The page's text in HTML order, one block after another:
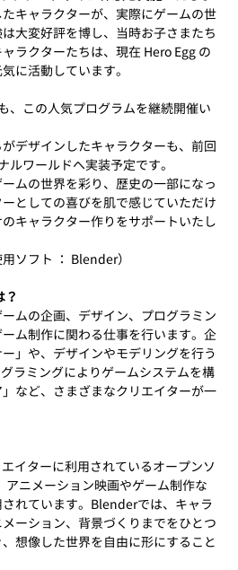
キャラクターが、実際にゲームの世
大変好評を博し、当時お子さまたち
ラクターたちは、現在 Hero Egg の
に活動しています。
、この人気プログラムを継続開催い
デザインしたキャラクターも、前回
ルワールドへ実装予定です。
ムの世界を彩り、歴史の一部になっ
としての喜びを肌で感じていただけ
キャラクター作りをサポートいたし
ソフト ： Blender）
ムの企画、デザイン、プログラミン
ム制作に関わる仕事を行います。企
」や、デザインやモデリングを行う
グラミングによりゲームシステムを構
など、さまざまなクリエイターが一
イターに利用されているオープンソ
ニメーション映画やゲーム制作な
れています。Blenderでは、キャラ
ーション、背景づくりまでをひとつ
想像した世界を自由に形にすること